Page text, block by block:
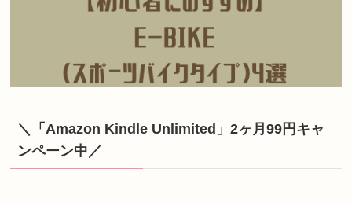
＼「Amazon Kindle Unlimited」2ヶ月99円キャ
ンペーン中／